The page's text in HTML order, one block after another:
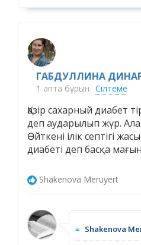
ГАБДУЛЛИНА
1 апта бұрын Сілтеме
Қазір сахарный диабет
деп аударылып жүр.
Өйткені ілік септігі
диабеті деп басқа
Shakenova Meruyert
≡ Shakenova